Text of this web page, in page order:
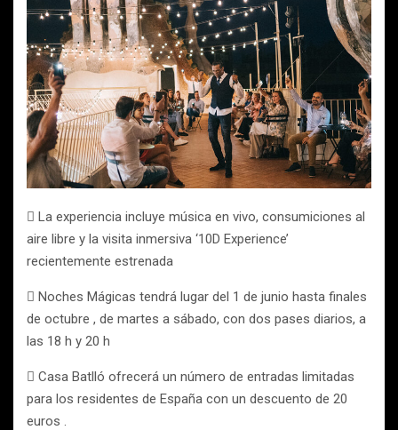
 La experiencia incluye música en vivo, consumiciones al
aire libre y la visita inmersiva ‘10D Experience’
recientemente estrenada
 Noches Mágicas tendrá lugar del 1 de junio hasta finales
de octubre , de martes a sábado, con dos pases diarios, a
las 18 h y 20 h
 Casa Batlló ofrecerá un número de entradas limitadas
para los residentes de España con un descuento de 20
euros .